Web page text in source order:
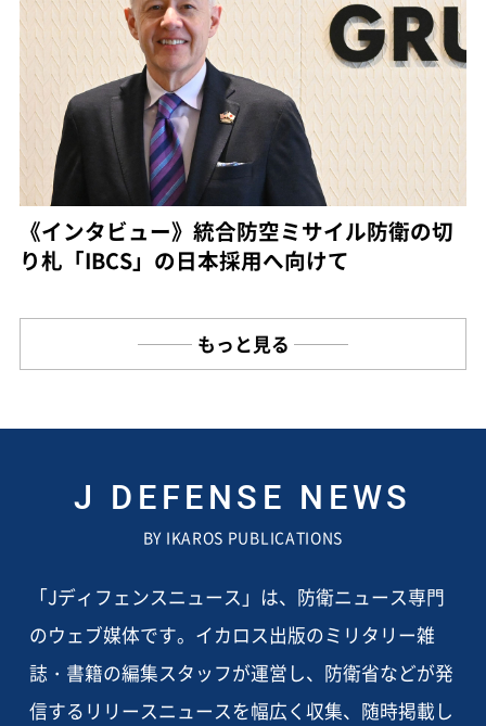
《インタビュー》統合防空ミサイル防衛の切
り札「IBCS」の日本採用へ向けて
もっと見る
J DEFENSE NEWS
BY IKAROS PUBLICATIONS
「Jディフェンスニュース」は、防衛ニュース専門
のウェブ媒体です。イカロス出版のミリタリー雑
誌・書籍の編集スタッフが運営し、防衛省などが発
信するリリースニュースを幅広く収集、随時掲載し